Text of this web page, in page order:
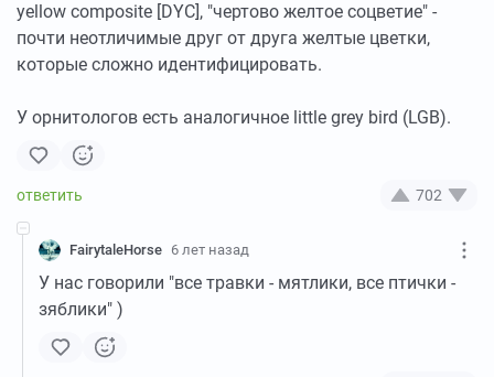
yellow composite [DYC], "чертово желтое соцветие" -
почти неотличимые друг от друга желтые цветки,
которые сложно идентифицировать.
У орнитологов есть аналогичное little grey bird (LGB).
702
FairytaleHorse 6 лет назад
У нас говорили "все травки - мятлики, все птички -
зяблики" )